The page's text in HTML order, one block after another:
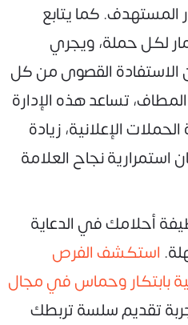
المستهدف. كما يتابع
لكل حملة، ويجري
الاستفادة القصوى من كل
تساعد هذه الإدارة
الإعلانية، زيادة
استمرارية نجاح العلامة
أحلامك في الدعاية
استكشف الفرص
بابتكار وحماس في مجال
تقديم سلسة تربطك